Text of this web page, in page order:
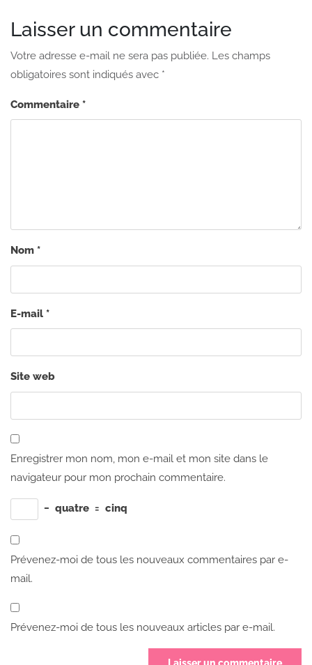
Laisser un commentaire
Votre adresse e-mail ne sera pas publiée. Les champs
obligatoires sont indiqués avec *
Commentaire *
Nom *
E-mail *
Site web
Enregistrer mon nom, mon e-mail et mon site dans le
navigateur pour mon prochain commentaire.
− quatre = cinq
Prévenez-moi de tous les nouveaux commentaires par e-
mail.
Prévenez-moi de tous les nouveaux articles par e-mail.